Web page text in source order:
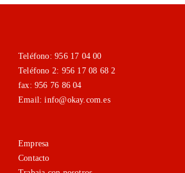
Teléfono: 956 17 04 00
Teléfono 2: 956 17 08 68 2
fax: 956 76 86 04
Email: info@okay.com.es
Empresa
Contacto